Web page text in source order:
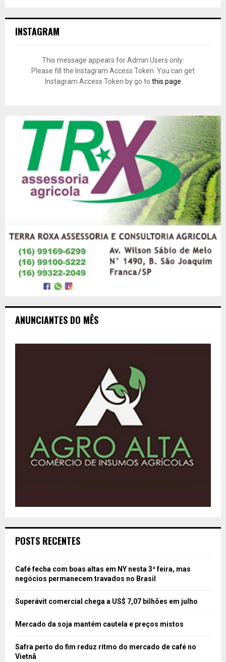
INSTAGRAM
This message appears for Admin Users only:
Please fill the Instagram Access Token. You can get
Instagram Access Token by go to this page
ANUNCIANTES DO MÊS
POSTS RECENTES
Café fecha com boas altas em NY nesta 3ª feira, mas
negócios permanecem travados no Brasil
Superávit comercial chega a US$ 7,07 bilhões em julho
Mercado da soja mantém cautela e preços mistos
Safra perto do fim reduz ritmo do mercado de café no
Vietnã